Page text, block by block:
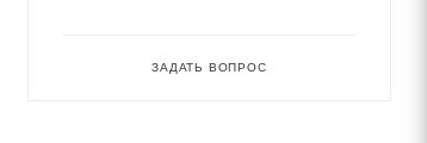
ЗАДАТЬ ВОПРОС